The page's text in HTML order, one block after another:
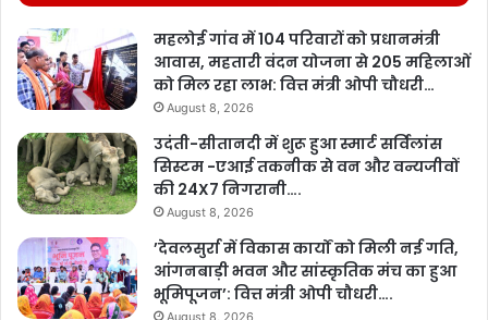
महलोई गांव में 104 परिवारों को प्रधानमंत्री
आवास, महतारी वंदन योजना से 205 महिलाओं
को मिल रहा लाभ: वित्त मंत्री ओपी चौधरी…
August 8, 2026
उदंती-सीतानदी में शुरू हुआ स्मार्ट सर्विलांस
सिस्टम -एआई तकनीक से वन और वन्यजीवों
की 24X7 निगरानी….
August 8, 2026
’देवलसुर्रा में विकास कार्यों को मिली नई गति,
आंगनबाड़ी भवन और सांस्कृतिक मंच का हुआ
भूमिपूजन’: वित्त मंत्री ओपी चौधरी….
August 8, 2026